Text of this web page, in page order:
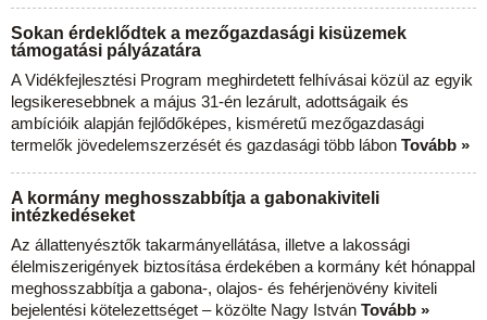
Sokan érdeklődtek a mezőgazdasági kisüzemek
támogatási pályázatára
A Vidékfejlesztési Program meghirdetett felhívásai közül az egyik
legsikeresebbnek a május 31-én lezárult, adottságaik és
ambícióik alapján fejlődőképes, kisméretű mezőgazdasági
termelők jövedelemszerzését és gazdasági több lábon Tovább »
A kormány meghosszabbítja a gabonakiviteli
intézkedéseket
Az állattenyésztők takarmányellátása, illetve a lakossági
élelmiszerigények biztosítása érdekében a kormány két hónappal
meghosszabbítja a gabona-, olajos- és fehérjenövény kiviteli
bejelentési kötelezettséget – közölte Nagy István Tovább »